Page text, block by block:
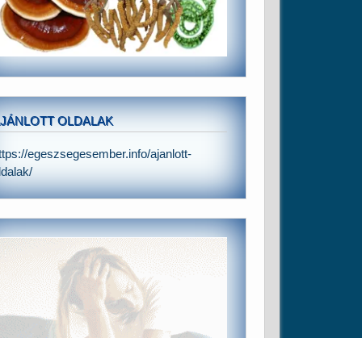
OLDALAK
egeszsegesember.info/ajanlott-